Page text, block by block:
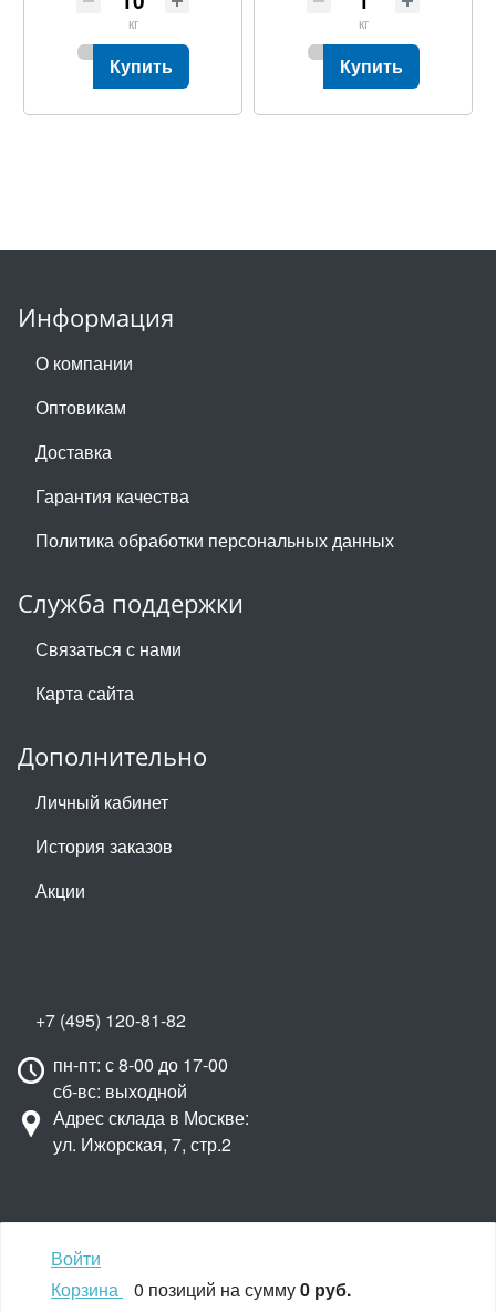
кг
Купить
кг
Купить
+7 (495) 120-81-82
пн-пт: с 8-00 до 17-00
сб-вс: выходной
Адрес склада в Москве:
ул. Ижорская, 7, стр.2
Информация
О компании
Оптовикам
Доставка
Гарантия качества
Политика обработки персональных данных
Служба поддержки
Связаться с нами
Карта сайта
Дополнительно
Личный кабинет
История заказов
Акции
Наверх
© ГЛАВРЫБТОРГ, 2020
Войти
Корзина
0 позиций на сумму0 руб.